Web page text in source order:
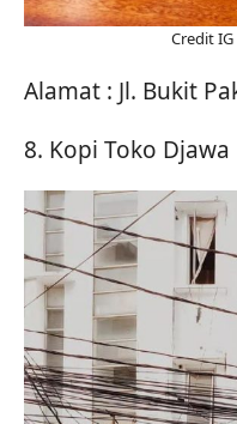
Credit
Alamat : Jl. Bukit
8. Kopi Toko Djawa